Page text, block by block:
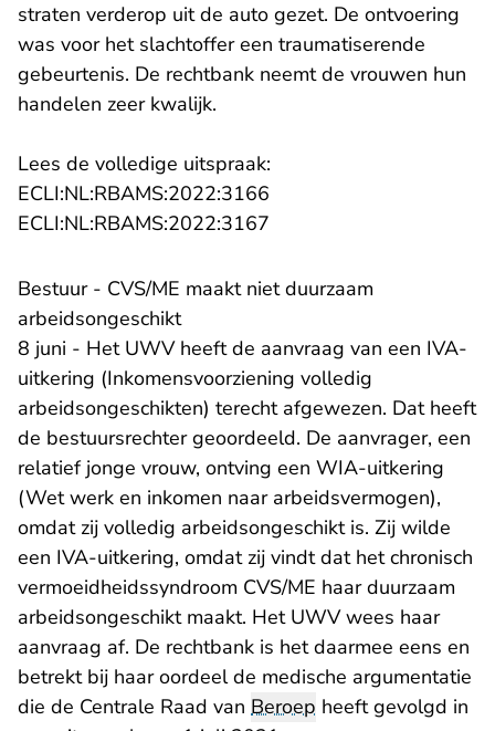
straten verderop uit de auto gezet. De ontvoering
was voor het slachtoffer een traumatiserende
gebeurtenis. De rechtbank neemt de vrouwen hun
handelen zeer kwalijk.
Lees de volledige uitspraak:
ECLI:NL:RBAMS:2022:3166
ECLI:NL:RBAMS:2022:3167
Bestuur - CVS/ME maakt niet duurzaam
arbeidsongeschikt
8 juni - Het UWV heeft de aanvraag van een IVA-
uitkering (Inkomensvoorziening volledig
arbeidsongeschikten) terecht afgewezen. Dat heeft
de bestuursrechter geoordeeld. De aanvrager, een
relatief jonge vrouw, ontving een WIA-uitkering
(Wet werk en inkomen naar arbeidsvermogen),
omdat zij volledig arbeidsongeschikt is. Zij wilde
een IVA-uitkering, omdat zij vindt dat het chronisch
vermoeidheidssyndroom CVS/ME haar duurzaam
arbeidsongeschikt maakt. Het UWV wees haar
aanvraag af. De rechtbank is het daarmee eens en
betrekt bij haar oordeel de medische argumentatie
die de Centrale Raad van Beroep heeft gevolgd in